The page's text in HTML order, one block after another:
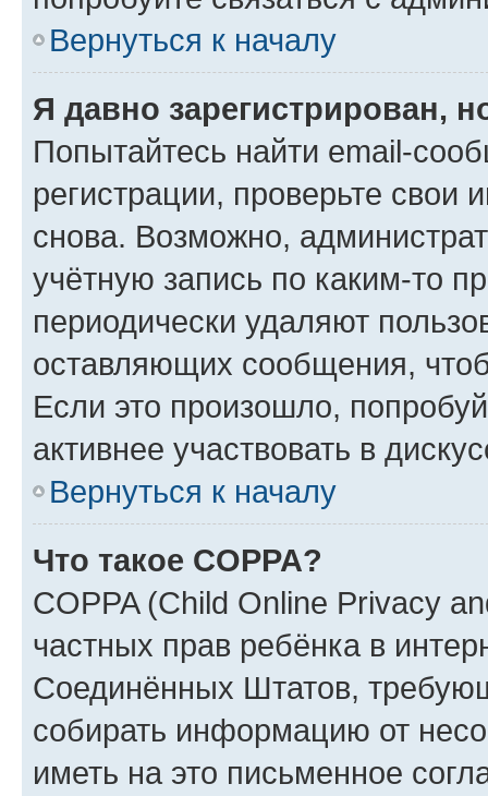
Вернуться к началу
Я давно зарегистрирован,
Попытайтесь найти email-
регистрации, проверьте свои
снова. Возможно,
учётную запись по каким-то
периодически удаляют
оставляющих сообщения,
Если это произошло,
активнее участвовать в
Вернуться к началу
Что такое COPPA?
COPPA (Child Online Privacy
частных прав ребёнка в
Соединённых Штатов,
собирать информацию от
иметь на это письменное